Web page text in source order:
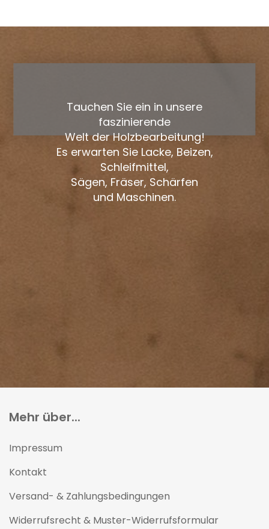
Tauchen Sie ein in unsere
faszinierende
Welt der Holzbearbeitung!
Es erwarten Sie Lacke, Beizen,
Schleifmittel,
Sägen, Fräser, Schärfen
und Maschinen.
Mehr über...
Impressum
Kontakt
Versand- & Zahlungsbedingungen
Widerrufsrecht & Muster-Widerrufsformular